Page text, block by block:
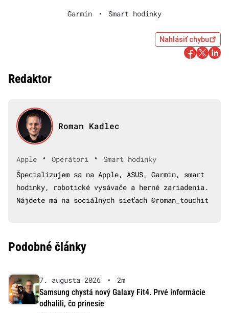
Garmin • Smart hodinky
Nahlásiť chybu
Redaktor
Roman Kadlec
Apple • Operátori •
Smart hodinky
Špecializujem sa na Apple, ASUS, Garmin, smart
hodinky, robotické vysávače a herné zariadenia.
Nájdete ma na sociálnych sieťach @roman_touchit
Podobné články
7. augusta 2026 •
2m
Samsung chystá nový Galaxy Fit4. Prvé informácie
odhalili, čo prinesie